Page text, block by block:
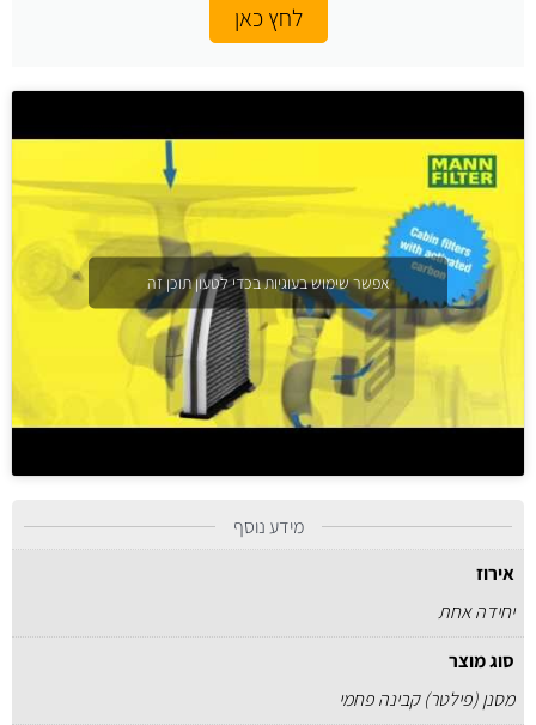
לחץ כאן
אפשר שימוש בעוגיות בכדי לטעון תוכן זה
מידע נוסף
אירוז
יחידה אחת
סוג מוצר
מסנן (פילטר) קבינה פחמי